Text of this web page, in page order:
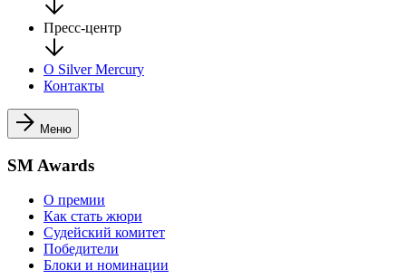
Пресс-центр
О Silver Mercury
Контакты
Меню
SM Awards
О премии
Как стать жюри
Судейский комитет
Победители
Блоки и номинации